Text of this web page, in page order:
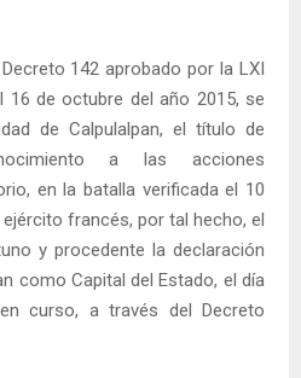
142 aprobado por la LXI
16 de octubre del año 2015, se
de Calpulalpan, el título de
a las acciones
en la batalla verificada el 10
francés, por tal hecho, el
y procedente la declaración
como Capital del Estado, el día
curso, a través del Decreto